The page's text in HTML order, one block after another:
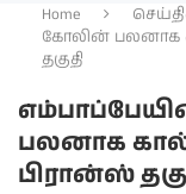
Home
கோலின் பலனாக
தகுதி
பலனாக
பிரான்ஸ்